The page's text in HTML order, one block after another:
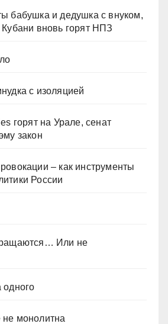
бабушка и дедушка с внуком,
вновь горят НПЗ
с изоляцией
горят на Урале, сенат
закон
– как инструменты
России
Или не
одного
монолитна